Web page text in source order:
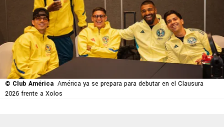
© Club América América ya se prepara para debutar en el Clausura
2026 frente a Xolos